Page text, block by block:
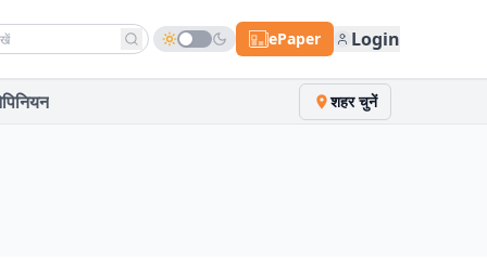
news ePaper Login
शहर चुनें